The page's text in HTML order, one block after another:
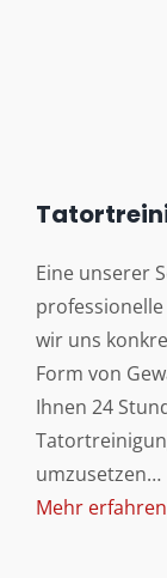
Eine unserer
wir uns
Form von
Ihnen 24
umzusetzen…
Mehr erfahren